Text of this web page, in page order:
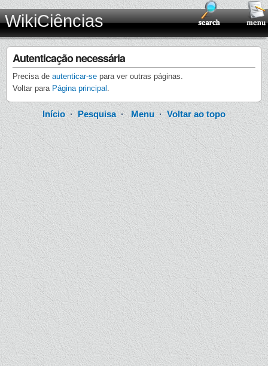
WikiCiências
Autenticação necessária
Precisa de autenticar-se para ver outras páginas.
Voltar para Página principal .
Início · Pesquisa·Menu ·Voltar ao topo